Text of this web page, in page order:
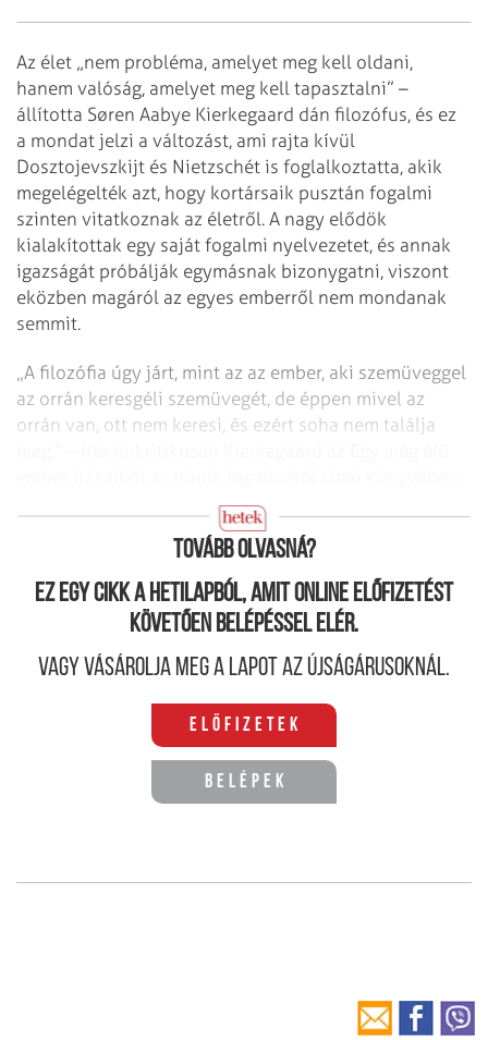
Az élet „nem probléma, amelyet meg kell oldani,
hanem valóság, amelyet meg kell tapasztalni” –
állította Søren Aabye Kierkegaard dán filozófus, és ez
a mondat jelzi a változást, ami rajta kívül
Dosztojevszkijt és Nietzschét is foglalkoztatta, akik
megelégelték azt, hogy kortársaik pusztán fogalmi
szinten vitatkoznak az életről. A nagy elődök
kialakítottak egy saját fogalmi nyelvezetet, és annak
igazságát próbálják egymásnak bizonygatni, viszont
eközben magáról az egyes emberről nem mondanak
semmit.
„A filozófia úgy járt, mint az az ember, aki szemüveggel
az orrán keresgéli szemüvegét, de éppen mivel az
orrán van, ott nem keresi, és ezért soha nem találja
„A filozófia megszüntetése”
Tovább olvasná?
Ez egy cikk a hetilapból, amit online előfizetést
követően belépéssel elér.
Vagy vásárolja meg a lapot az újságárusoknál.
Előfizetek
Belépek